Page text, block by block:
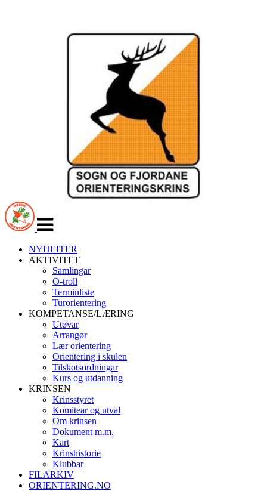
navigasjon
NYHEITER
AKTIVITET
Samlingar
O-troll
Terminliste
Turorientering
KOMPETANSE/LÆRING
Utøvar
Arrangør
Lær orientering
Orientering i skulen
Tilskotsordningar
Kurs og utdanning
KRINSEN
Krinsstyret
Komitear og utval
Om krinsen
Dokument m.m.
Kart
Krinshistorie
Klubbar
FILARKIV
ORIENTERING.NO